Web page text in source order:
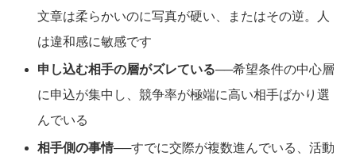
文章は柔らかいのに写真が硬い、またはその逆。人
は違和感に敏感です
申し込む相手の層がズレている──希望条件の中心層
に申込が集中し、競争率が極端に高い相手ばかり選
んでいる
相手側の事情──すでに交際が複数進んでいる、活動